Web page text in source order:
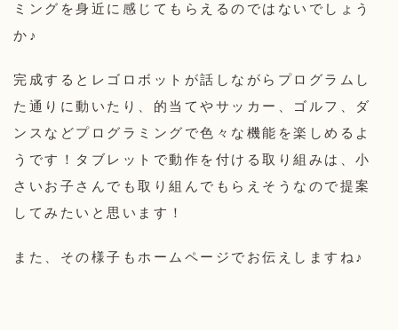
ミングを身近に感じてもらえるのではないでしょう
か♪
完成するとレゴロボットが話しながらプログラムし
た通りに動いたり、的当てやサッカー、ゴルフ、ダ
ンスなどプログラミングで色々な機能を楽しめるよ
うです！タブレットで動作を付ける取り組みは、小
さいお子さんでも取り組んでもらえそうなので提案
してみたいと思います！
また、その様子もホームページでお伝えしますね♪